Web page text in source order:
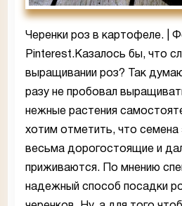
Черенки роз в картофеле. |
Pinterest.Казалось бы, что
выращивании роз? Так
разу не пробовал
нежные растения
хотим отметить, что семена
весьма дорогостоящие и
приживаются. По мнению
надежный способ посадки